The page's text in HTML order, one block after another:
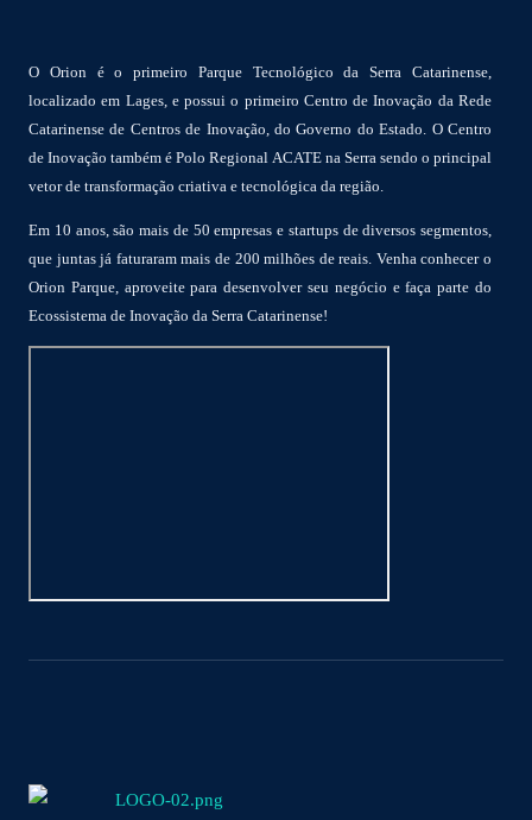
O Orion é o primeiro Parque Tecnológico da Serra Catarinense,
localizado em Lages, e possui o primeiro Centro de Inovação da Rede
Catarinense de Centros de Inovação, do Governo do Estado. O Centro
de Inovação também é Polo Regional ACATE na Serra sendo o principal
vetor de transformação criativa e tecnológica da região.
Em 10 anos, são mais de 50 empresas e startups de diversos segmentos,
que juntas já faturaram mais de 200 milhões de reais. Venha conhecer o
Orion Parque, aproveite para desenvolver seu negócio e faça parte do
Ecossistema de Inovação da Serra Catarinense!